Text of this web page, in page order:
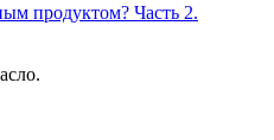
продуктом? Часть 2.